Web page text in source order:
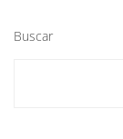
Buscar